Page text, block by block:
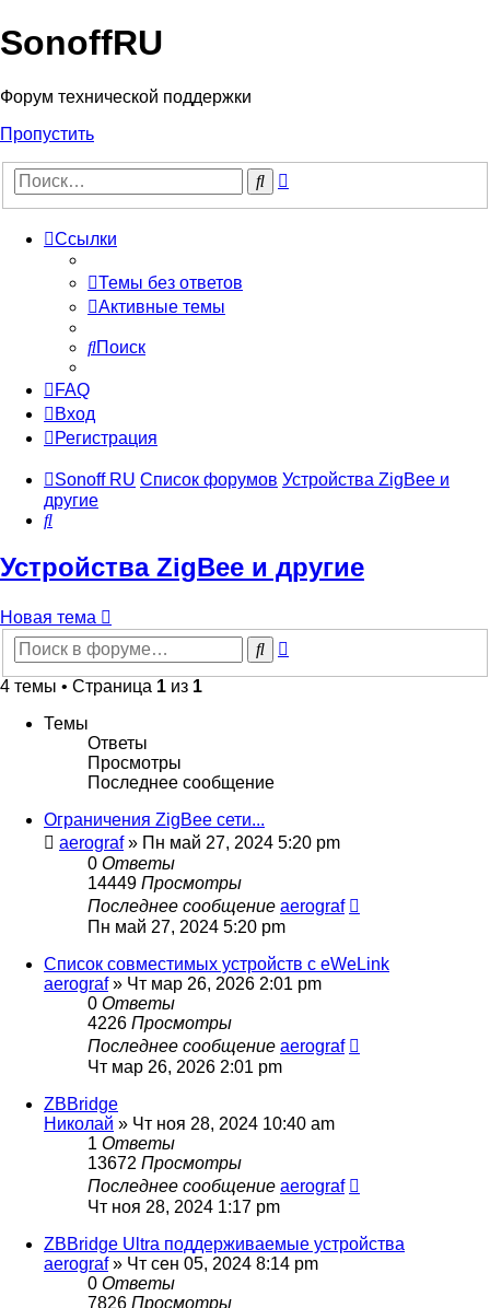
SonoffRU
Форум технической поддержки
Пропустить
Поиск
Ссылки
Темы без ответов
Активные темы
Поиск
FAQ
Вход
Регистрация
Sonoff RU Список форумов Устройства ZigBee и
другие
Поиск
Устройства ZigBee и другие
Новая тема
Поиск
4 темы • Страница 1 из 1
Темы
Ответы
Просмотры
Последнее сообщение
Ограничения ZigBee сети...
aerograf» Пн май 27, 2024 5:20 pm
0 Ответы
14449 Просмотры
Последнее сообщение aerograf
Пн май 27, 2024 5:20 pm
Список совместимых устройств с eWeLink
aerograf» Чт мар 26, 2026 2:01 pm
0 Ответы
4226 Просмотры
Последнее сообщение aerograf
Чт мар 26, 2026 2:01 pm
ZBBridge
Николай » Чт ноя 28, 2024 10:40 am
1 Ответы
13672 Просмотры
Последнее сообщение aerograf
Чт ноя 28, 2024 1:17 pm
ZBBridge Ultra поддерживаемые устройства
aerograf» Чт сен 05, 2024 8:14 pm
0 Ответы
7826 Просмотры